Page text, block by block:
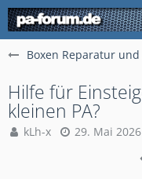
Boxen Reparatur
Hilfe für
kleinen PA?
kLh-x
29. Mai 2026